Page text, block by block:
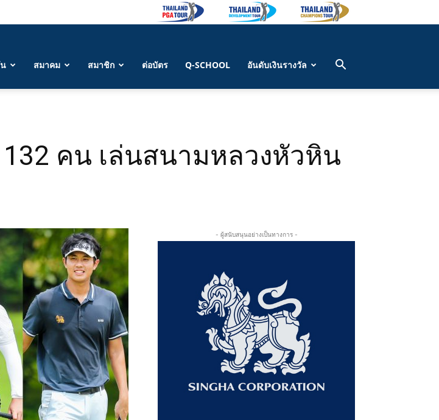
สมาคม สมาชิก ต่อบัตร Q-SCHOOL อันดับเงินรางวัล
คน เล่นสนามหลวงหัวหิน
- ผู้สนับสนุนอย่างเป็นทางการ -